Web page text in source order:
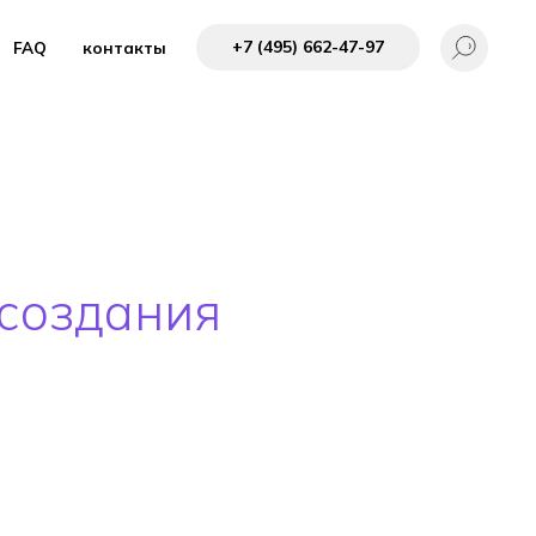
FAQ контакты +7 (495) 662-4 7-97